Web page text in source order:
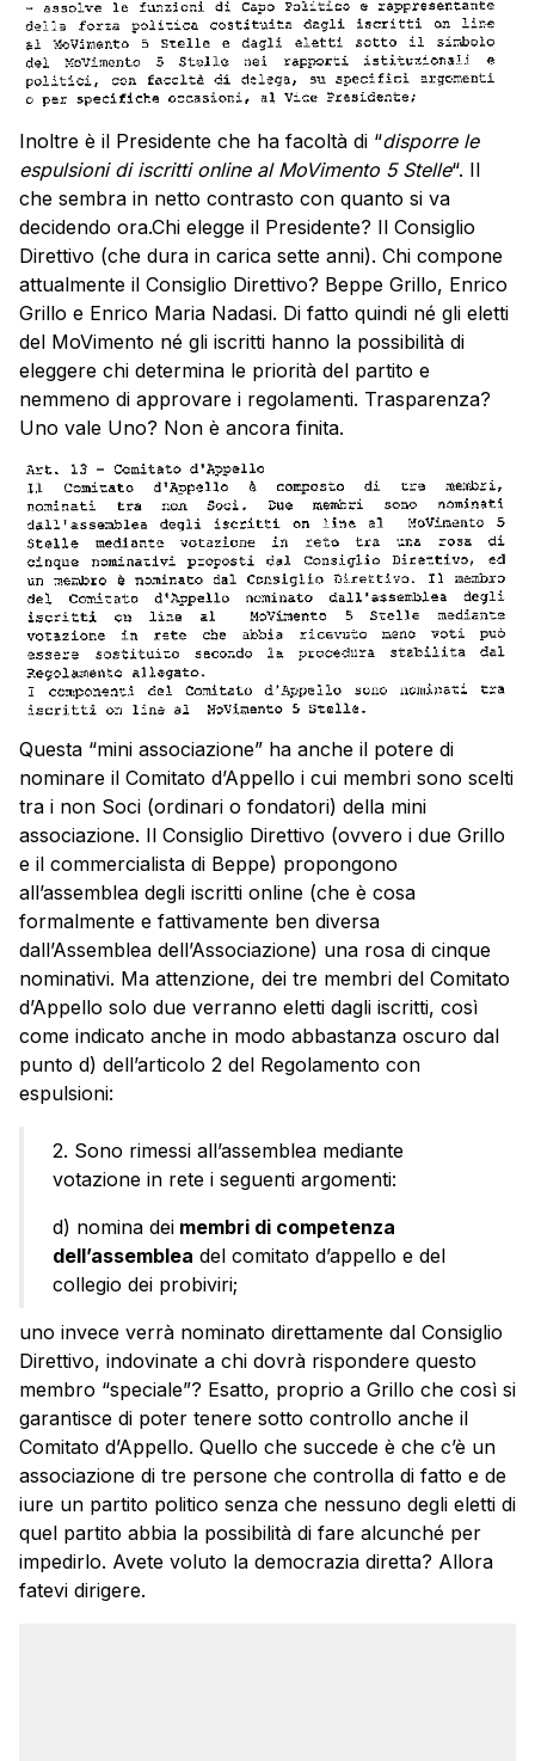
Inoltre è il Presidente che ha facoltà di “disporre le
espulsioni di iscritti online al MoVimento 5 Stelle“. Il
che sembra in netto contrasto con quanto si va
decidendo ora.Chi elegge il Presidente? Il Consiglio
Direttivo (che dura in carica sette anni). Chi compone
attualmente il Consiglio Direttivo? Beppe Grillo, Enrico
Grillo e Enrico Maria Nadasi. Di fatto quindi né gli eletti
del MoVimento né gli iscritti hanno la possibilità di
eleggere chi determina le priorità del partito e
nemmeno di approvare i regolamenti. Trasparenza?
Uno vale Uno? Non è ancora finita.
Questa “mini associazione” ha anche il potere di
nominare il Comitato d’Appello i cui membri sono scelti
tra i non Soci (ordinari o fondatori) della mini
associazione. Il Consiglio Direttivo (ovvero i due Grillo
e il commercialista di Beppe) propongono
all’assemblea degli iscritti online (che è cosa
formalmente e fattivamente ben diversa
dall’Assemblea dell’Associazione) una rosa di cinque
nominativi. Ma attenzione, dei tre membri del Comitato
d’Appello solo due verranno eletti dagli iscritti, così
come indicato anche in modo abbastanza oscuro dal
punto d) dell’articolo 2 del Regolamento con
espulsioni:
2. Sono rimessi all’assemblea mediante
votazione in rete i seguenti argomenti:
d) nomina dei membri di competenza
dell’assemblea del comitato d’appello e del
collegio dei probiviri;
uno invece verrà nominato direttamente dal Consiglio
Direttivo, indovinate a chi dovrà rispondere questo
membro “speciale”? Esatto, proprio a Grillo che così si
garantisce di poter tenere sotto controllo anche il
Comitato d’Appello. Quello che succede è che c’è un
associazione di tre persone che controlla di fatto e de
iure un partito politico senza che nessuno degli eletti di
quel partito abbia la possibilità di fare alcunché per
impedirlo. Avete voluto la democrazia diretta? Allora
fatevi dirigere.